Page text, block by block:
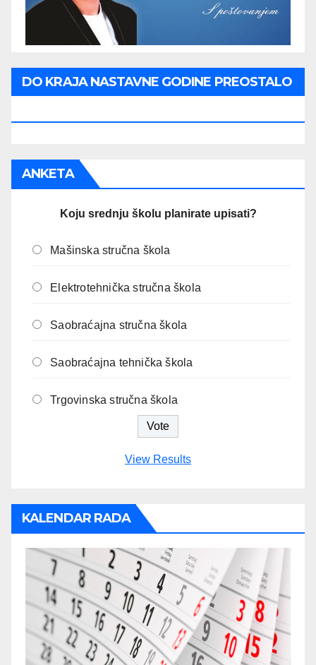
DO KRAJA NASTAVNE GODINE PREOSTALO
ANKETA
Koju srednju školu planirate upisati?
Mašinska stručna škola
Elektrotehnička stručna škola
Saobraćajna stručna škola
Saobraćajna tehnička škola
Trgovinska stručna škola
View Results
KALENDAR RADA